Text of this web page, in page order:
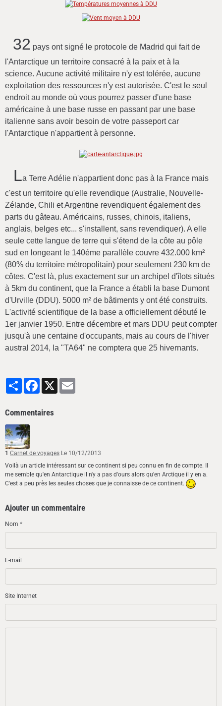
32 pays ont signé le protocole de Madrid qui fait de
l'Antarctique un territoire consacré à la paix et à la
science. Aucune activité militaire n'y est tolérée, aucune
exploitation des ressources n'y est autorisée. C'est le seul
endroit au monde où vous pourrez passer d'une base
américaine à une base russe en passant par une base
italienne sans avoir besoin de votre passeport car
l'Antarctique n'appartient à personne.
La Terre Adélie n'appartient donc pas à la France mais
c'est un territoire qu'elle revendique (Australie, Nouvelle-
Zélande, Chili et Argentine revendiquent également des
parts du gâteau. Américains, russes, chinois, italiens,
anglais, belges etc... s'installent, sans revendiquer). A elle
seule cette langue de terre qui s'étend de la côte au pôle
sud en longeant le 140éme parallèle couvre 432.000 km²
(80% du territoire métropolitain) pour seulement 230 km de
côtes. C'est là, plus exactement sur un archipel d'îlots situés
à 5km du continent, que la France a établi la base Dumont
d'Urville (DDU). 5000 m² de bâtiments y ont été construits.
L'activité scientifique de la base a officiellement débuté le
1er janvier 1950. Entre décembre et mars DDU peut compter
jusqu'à une centaine d'occupants, mais au cours de l'hiver
austral 2014, la "TA64" ne comptera que 25 hivernants.
PartagerFacebook
Commentaires
1 Carnet de voyages Le 10/12/2013
Voilà un article intéressant sur ce continent si peu connu en fin de compte. Il
me semble qu'en Antarctique il n'y a pas d'ours alors qu'en Arctique il y en a.
C'est a peu près les seules choses que je connaisse de ce continent.
Ajouter un commentaire
Nom
E-mail
Site Internet